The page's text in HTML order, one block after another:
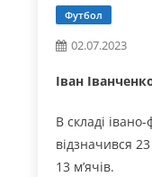
Футбол
02.07.2023
Іван
В складі
відзначився
13 м’ячів.